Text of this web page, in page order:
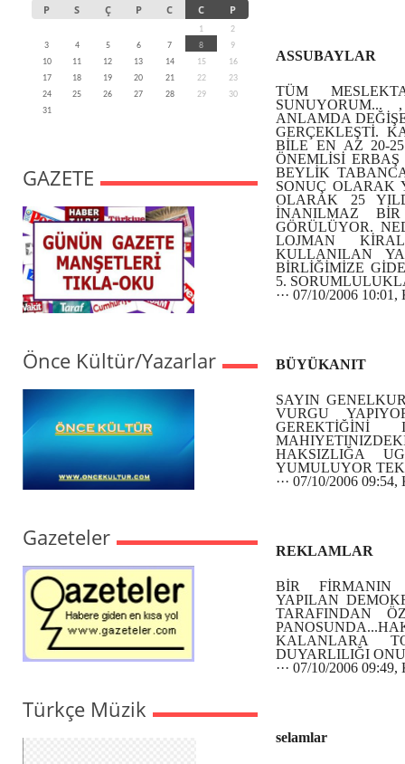
P S Ç P C C P
1
2
3
4 5 6 7 8
9
10
11 12 13 14 15
16
17
18 19 20 21 22
23
24
25 26 27 28 29
30
31
GAZETE
Önce Kültür/Yazarlar
Gazeteler
Türkçe Müzik
ASSUBAYLAR
TÜM
ANLAMDA
GERÇEKLEŞTİ.
BİLE EN AZ 20-
ÖNEMLİSİ
BEYLİK
SONUÇ OLARAK
OLARAK 25
İNANILMAZ
GÖRÜLÜYOR.
LOJMAN
KULLANILAN
BİRLİĞİMİZE
5.
··· 07/10/2006
BÜYÜKANIT
SAYIN
VURGU
GEREKTİĞİNİ
HAKSIZLIĞA
YUMULUYOR
··· 07/10/2006
REKLAMLAR
BİR FİRMANIN
YAPILAN
TARAFINDAN
KALANLARA
DUYARLILIĞI
··· 07/10/2006
selamlar